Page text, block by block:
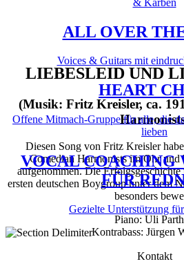
LIEBESLEID UND
(Musik: Fritz Kreisler, ca.
Diesen Song von Fritz Kreisler
Comedian Harmonists im Ohr und
aufgenommen. Die
ersten deutschen Boygroup unter dem
besonders
Piano: Uli
Kontrabass: Jürgen
ALL OVER
Voices & Guitars mit
HEART
Offene Mitmach-Gruppe für alle, die
lieben
VOCAL COACHING
FÜR
Gezielte Unterstützung
Kontakt